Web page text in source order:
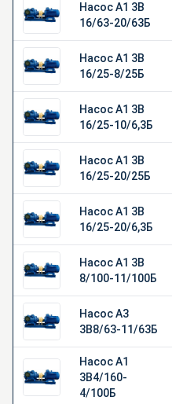
Насос А1 3В
16/63-20/63Б
Насос А1 3В
16/25-8/25Б
Насос А1 3В
16/25-10/6,3Б
Насос А1 3В
16/25-20/25Б
Насос А1 3В
16/25-20/6,3Б
Насос А1 3В
8/100-11/100Б
Насос А3
3В8/63-11/63Б
Насос А1
3В4/160-
4/100Б